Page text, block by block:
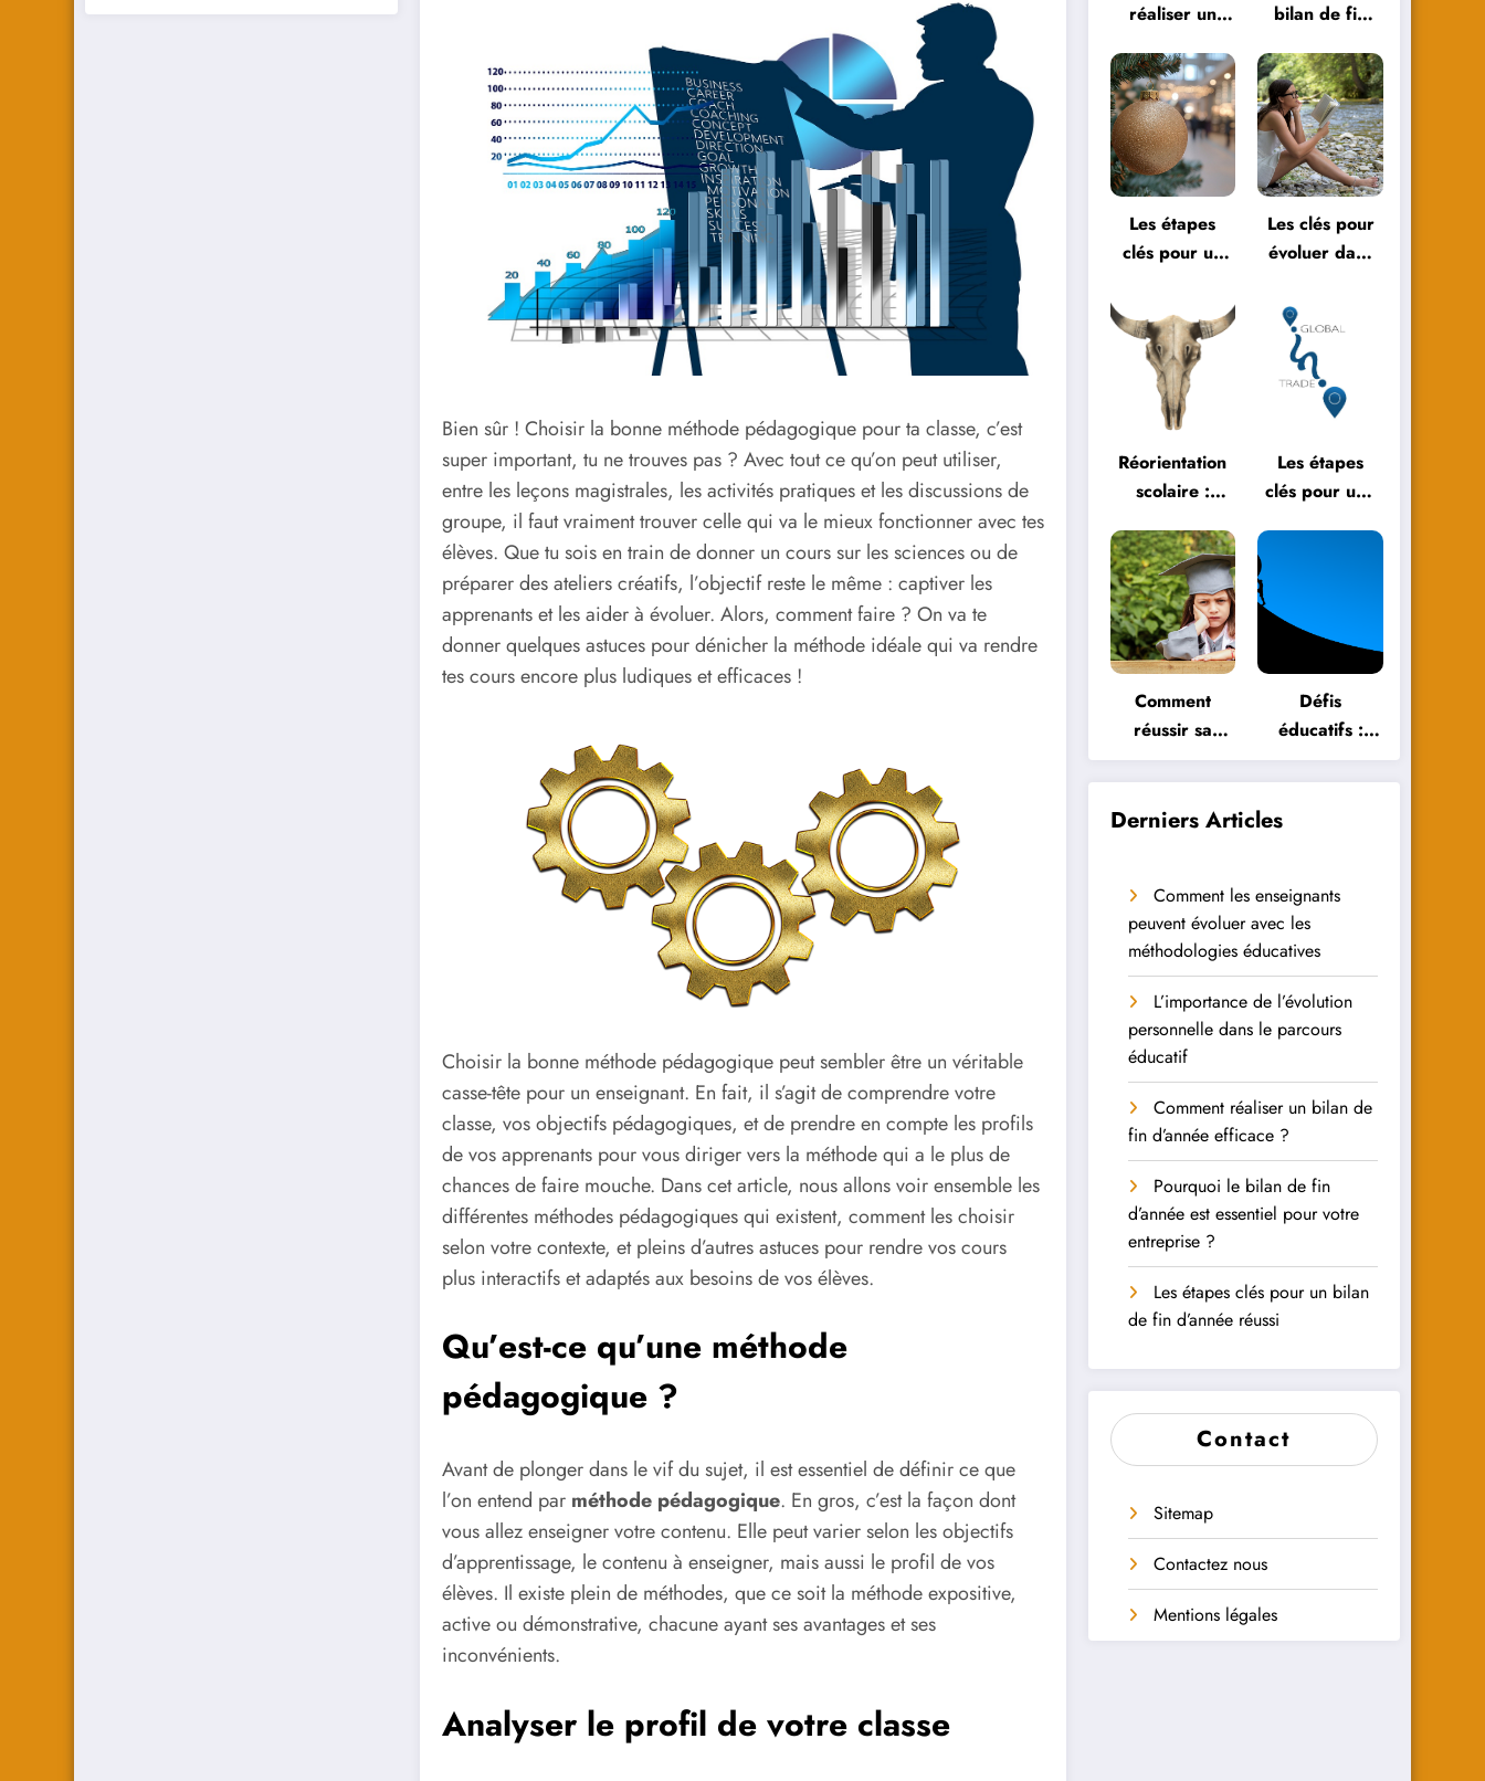
Bien sûr ! Choisir la bonne méthode pédagogique pour ta classe, c’est
super important, tu ne trouves pas ? Avec tout ce qu’on peut utiliser,
entre les leçons magistrales, les activités pratiques et les discussions de
groupe, il faut vraiment trouver celle qui va le mieux fonctionner avec tes
élèves. Que tu sois en train de donner un cours sur les sciences ou de
préparer des ateliers créatifs, l’objectif reste le même : captiver les
apprenants et les aider à évoluer. Alors, comment faire ? On va te
donner quelques astuces pour dénicher la méthode idéale qui va rendre
tes cours encore plus ludiques et efficaces !
Choisir la bonne méthode pédagogique peut sembler être un véritable
casse-tête pour un enseignant. En fait, il s’agit de comprendre votre
classe, vos objectifs pédagogiques, et de prendre en compte les profils
de vos apprenants pour vous diriger vers la méthode qui a le plus de
chances de faire mouche. Dans cet article, nous allons voir ensemble les
différentes méthodes pédagogiques qui existent, comment les choisir
selon votre contexte, et pleins d’autres astuces pour rendre vos cours
plus interactifs et adaptés aux besoins de vos élèves.
Qu’est-ce qu’une méthode
pédagogique ?
Avant de plonger dans le vif du sujet, il est essentiel de définir ce que
l’on entend par méthode pédagogique. En gros, c’est la façon dont
vous allez enseigner votre contenu. Elle peut varier selon les objectifs
d’apprentissage, le contenu à enseigner, mais aussi le profil de vos
élèves. Il existe plein de méthodes, que ce soit la méthode expositive,
active ou démonstrative, chacune ayant ses avantages et ses
inconvénients.
Analyser le profil de votre classe
réaliser un
d’année
efficace ?
bilan de fin
essentiel pour
votre
entreprise ?
Les étapes
clés pour un
d’année réussi
Les clés pour
évoluer dans
moderne
Réorientation
scolaire :
et parcours
inspirants
Les étapes
clés pour une
Comment
réussir sa
réorientation
scolaire :
conseils et
Défis
éducatifs :
Comment les
élèves
peuvent-ils y
Derniers Articles
Comment les enseignants
peuvent évoluer avec les
méthodologies éducatives
L’importance de l’évolution
personnelle dans le parcours
éducatif
Comment réaliser un bilan de
fin d’année efficace ?
Pourquoi le bilan de fin
d’année est essentiel pour votre
entreprise ?
Les étapes clés pour un bilan
de fin d’année réussi
Contact
Sitemap
Contactez nous
Mentions légales